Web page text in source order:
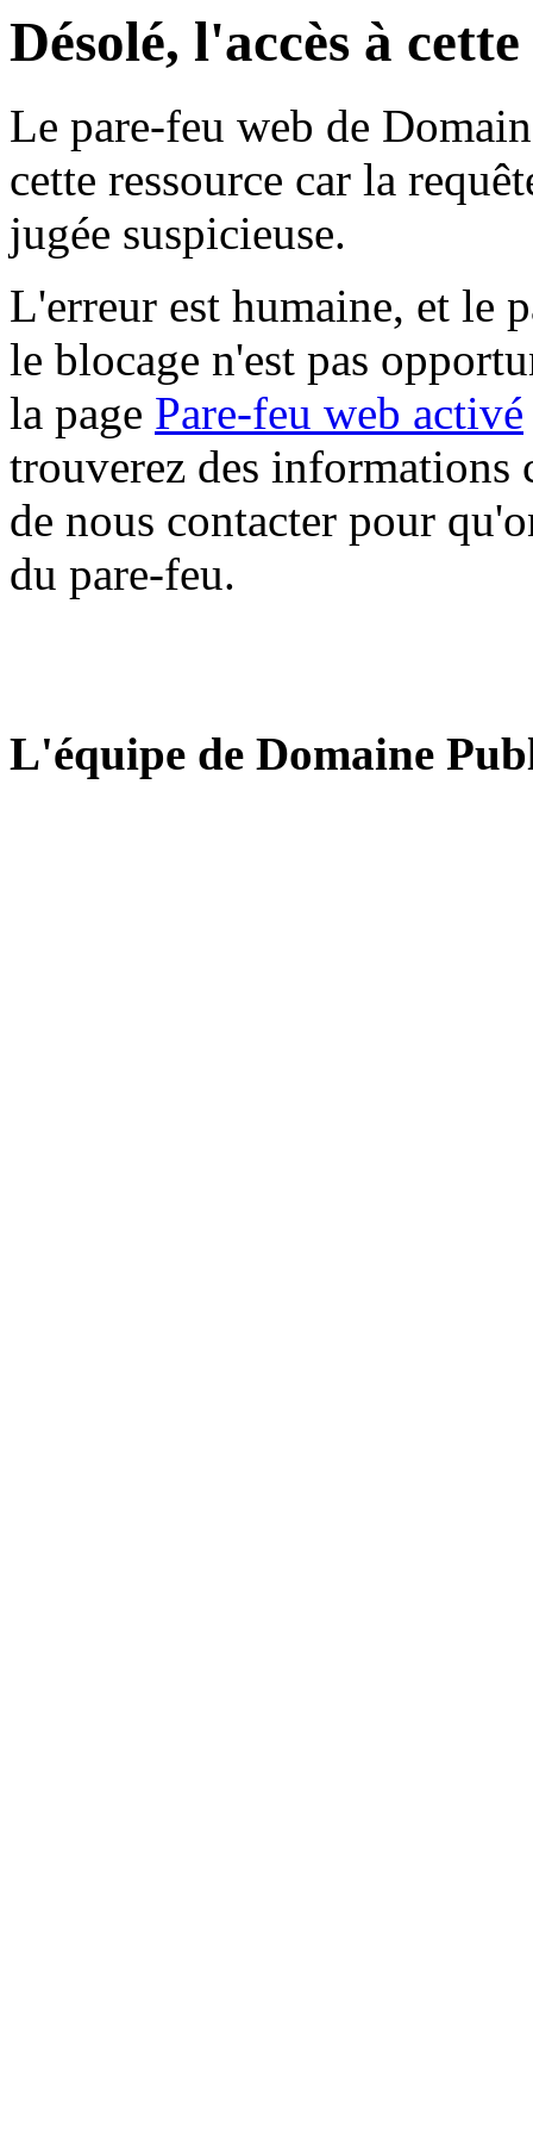
Désolé, l'accès à
Le pare-feu web de
cette ressource car la
jugée suspicieuse.
L'erreur est humaine, et le
le blocage n'est pas
la page Pare-feu web activé
trouverez des informations
de nous contacter pour
du pare-feu.
L'équipe de Domaine